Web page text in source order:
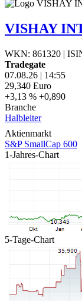
VISHAY
WKN: 861320 |
Tradegate
07.08.26 | 14:55
29,340 Euro
+3,13 % +0,890
Branche
Halbleiter
Aktienmarkt
S&P SmallCap 600
1-Jahres-Chart
5-Tage-Chart